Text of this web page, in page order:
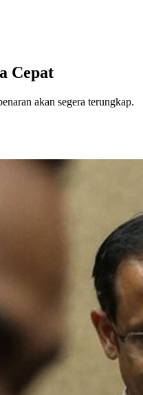
Cepat
akan segera terungkap.